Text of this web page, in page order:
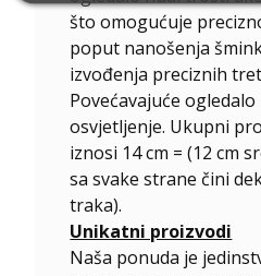
što omogućuje
poput nanošenja
izvođenja preciznih
Povećavajuće
osvjetljenje. Ukupni
iznosi 14 cm = (12 cm
sa svake strane čini
traka).
Unikatni proizvodi
Naša ponuda je